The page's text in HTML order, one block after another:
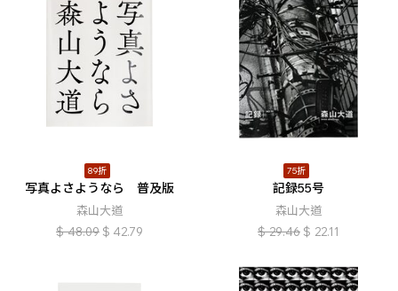
89折
写真よさようなら 普及版
森山大道
$ 48.09 $ 42.79
75折
記録55号
森山大道
$ 29.46 $ 22.11